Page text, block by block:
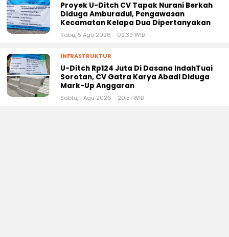
Proyek U-Ditch CV Tapak Nurani Berkah
Diduga Amburadul, Pengawasan
Kecamatan Kelapa Dua Dipertanyakan
Rabu, 5 Agu 2026 - 09:39 WIB
INFRASTRUKTUR
U-Ditch Rp124 Juta Di Dasana IndahTuai
Sorotan, CV Gatra Karya Abadi Diduga
Mark-Up Anggaran
Sabtu, 1 Agu 2026 - 20:51 WIB